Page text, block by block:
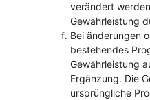
verändert
Gewährleistung
Bei änderungen
bestehendes
Gewährleistung
Ergänzung. Die
ursprüngliche